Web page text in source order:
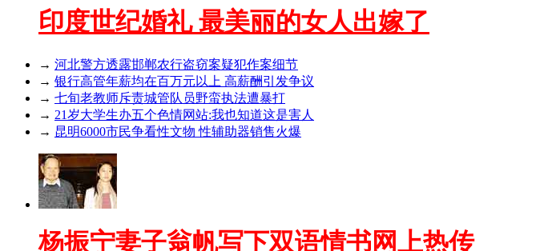
印度世纪婚礼 最美丽的女人出嫁了
→ 河北警方透露邯郸农行盗窃案疑犯作案细节
→ 银行高管年薪均在百万元以上 高薪酬引发争议
→ 七旬老教师斥责城管队员野蛮执法遭暴打
→ 21岁大学生办五个色情网站:我也知道这是害人
→ 昆明6000市民争看性文物 性辅助器销售火爆
杨振宁妻子翁帆写下双语情书网上热传